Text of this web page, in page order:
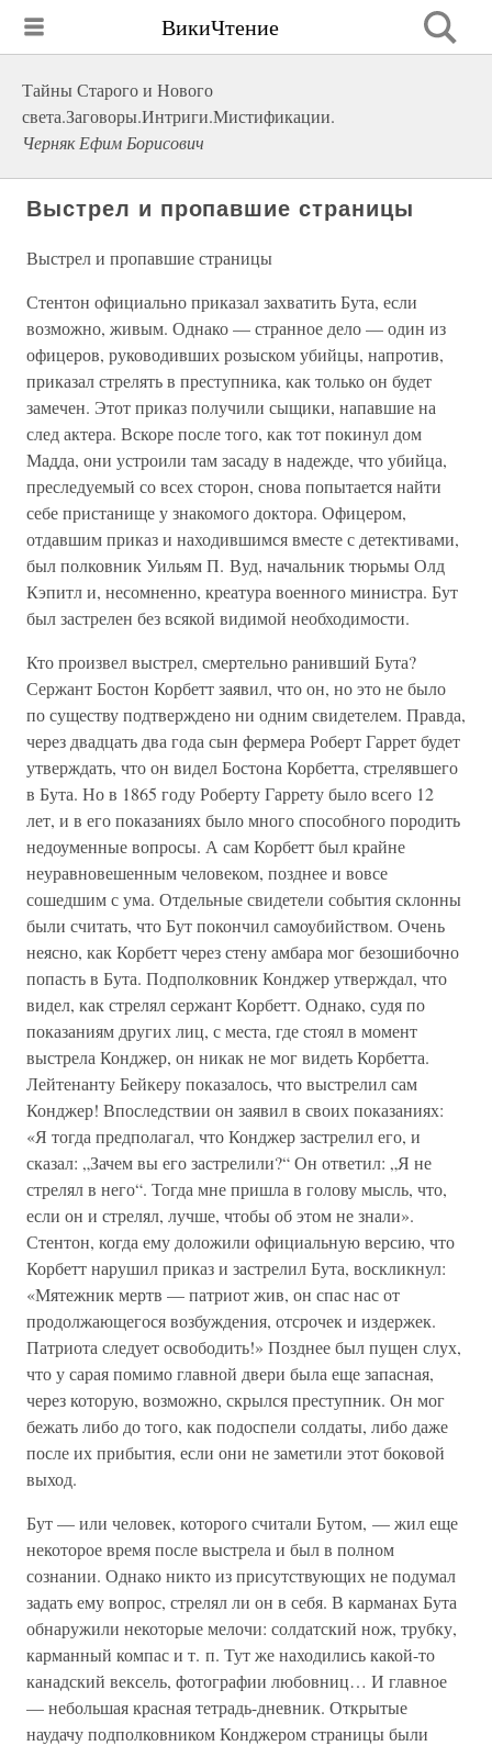
ВикиЧтение
Тайны Старого и Нового
света.Заговоры.Интриги.Мистификации.
Черняк Ефим Борисович
Выстрел и пропавшие страницы
Выстрел и пропавшие страницы
Стентон официально приказал захватить Бута, если
возможно, живым. Однако — странное дело — один из
офицеров, руководивших розыском убийцы, напротив,
приказал стрелять в преступника, как только он будет
замечен. Этот приказ получили сыщики, напавшие на
след актера. Вскоре после того, как тот покинул дом
Мадда, они устроили там засаду в надежде, что убийца,
преследуемый со всех сторон, снова попытается найти
себе пристанище у знакомого доктора. Офицером,
отдавшим приказ и находившимся вместе с детективами,
был полковник Уильям П. Вуд, начальник тюрьмы Олд
Кэпитл и, несомненно, креатура военного министра. Бут
был застрелен без всякой видимой необходимости.
Кто произвел выстрел, смертельно ранивший Бута?
Сержант Бостон Корбетт заявил, что он, но это не было
по существу подтверждено ни одним свидетелем. Правда,
через двадцать два года сын фермера Роберт Гаррет будет
утверждать, что он видел Бостона Корбетта, стрелявшего
в Бута. Но в 1865 году Роберту Гаррету было всего 12
лет, и в его показаниях было много способного породить
недоуменные вопросы. А сам Корбетт был крайне
неуравновешенным человеком, позднее и вовсе
сошедшим с ума. Отдельные свидетели события склонны
были считать, что Бут покончил самоубийством. Очень
неясно, как Корбетт через стену амбара мог безошибочно
попасть в Бута. Подполковник Конджер утверждал, что
видел, как стрелял сержант Корбетт. Однако, судя по
показаниям других лиц, с места, где стоял в момент
выстрела Конджер, он никак не мог видеть Корбетта.
Лейтенанту Бейкеру показалось, что выстрелил сам
Конджер! Впоследствии он заявил в своих показаниях:
«Я тогда предполагал, что Конджер застрелил его, и
сказал: „Зачем вы его застрелили?“ Он ответил: „Я не
стрелял в него“. Тогда мне пришла в голову мысль, что,
если он и стрелял, лучше, чтобы об этом не знали».
Стентон, когда ему доложили официальную версию, что
Корбетт нарушил приказ и застрелил Бута, воскликнул:
«Мятежник мертв — патриот жив, он спас нас от
продолжающегося возбуждения, отсрочек и издержек.
Патриота следует освободить!» Позднее был пущен слух,
что у сарая помимо главной двери была еще запасная,
через которую, возможно, скрылся преступник. Он мог
бежать либо до того, как подоспели солдаты, либо даже
после их прибытия, если они не заметили этот боковой
выход.
Бут — или человек, которого считали Бутом, — жил еще
некоторое время после выстрела и был в полном
сознании. Однако никто из присутствующих не подумал
задать ему вопрос, стрелял ли он в себя. В карманах Бута
обнаружили некоторые мелочи: солдатский нож, трубку,
карманный компас и т. п. Тут же находились какой-то
канадский вексель, фотографии любовниц… И главное
— небольшая красная тетрадь-дневник. Открытые
наудачу подполковником Конджером страницы были